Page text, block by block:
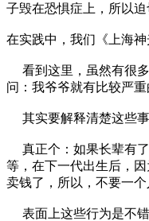
子毁在恐惧症上，所以
在实践中，我们《上海
看到这里，虽然有很多
问：我爷爷就有比较严
其实要解释清楚这些事
真正个：如果长辈有了
等，在下一代出生后，
卖钱了，所以，不要一
表面上这些行为是不错